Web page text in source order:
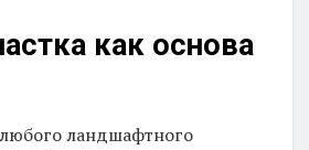
как основа
ландшафтного